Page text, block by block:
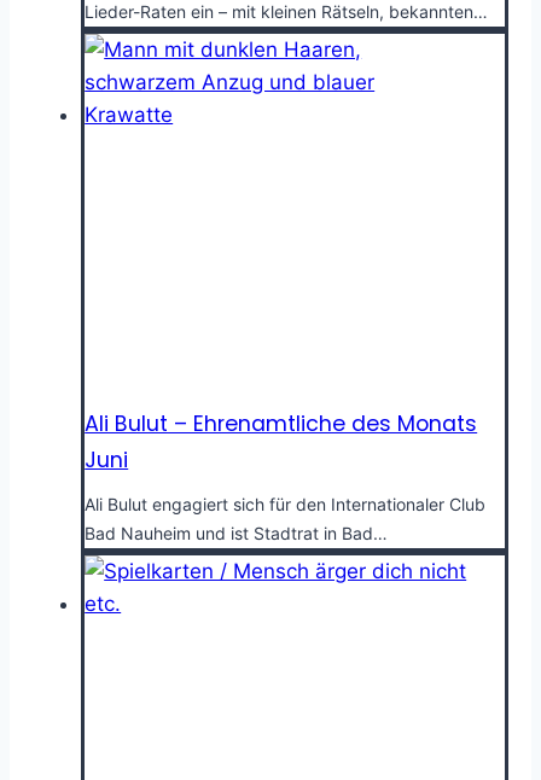
Lieder-Raten ein – mit kleinen Rätseln, bekannten…
Ali Bulut – Ehrenamtliche des Monats
Juni
Ali Bulut engagiert sich für den Internationaler Club
Bad Nauheim und ist Stadtrat in Bad…